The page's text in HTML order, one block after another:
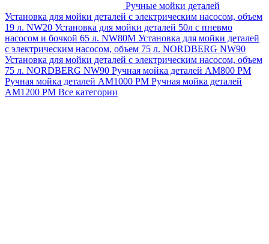
Ручные мойки деталей
Установка для мойки деталей с электрическим насосом, объем
19 л. NW20 Установка для мойки деталей 50л с пневмо
насосом и бочкой 65 л. NW80M Установка для мойки деталей
с электрическим насосом, объем 75 л. NORDBERG NW90
Установка для мойки деталей с электрическим насосом, объем
75 л. NORDBERG NW90 Ручная мойка деталей АМ800 РМ
Ручная мойка деталей АМ1000 РМ Ручная мойка деталей
АМ1200 РМ Все категории